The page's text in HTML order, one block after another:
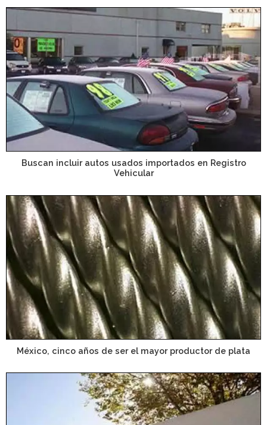
Buscan incluir autos usados importados en Registro
Vehicular
México, cinco años de ser el mayor productor de plata